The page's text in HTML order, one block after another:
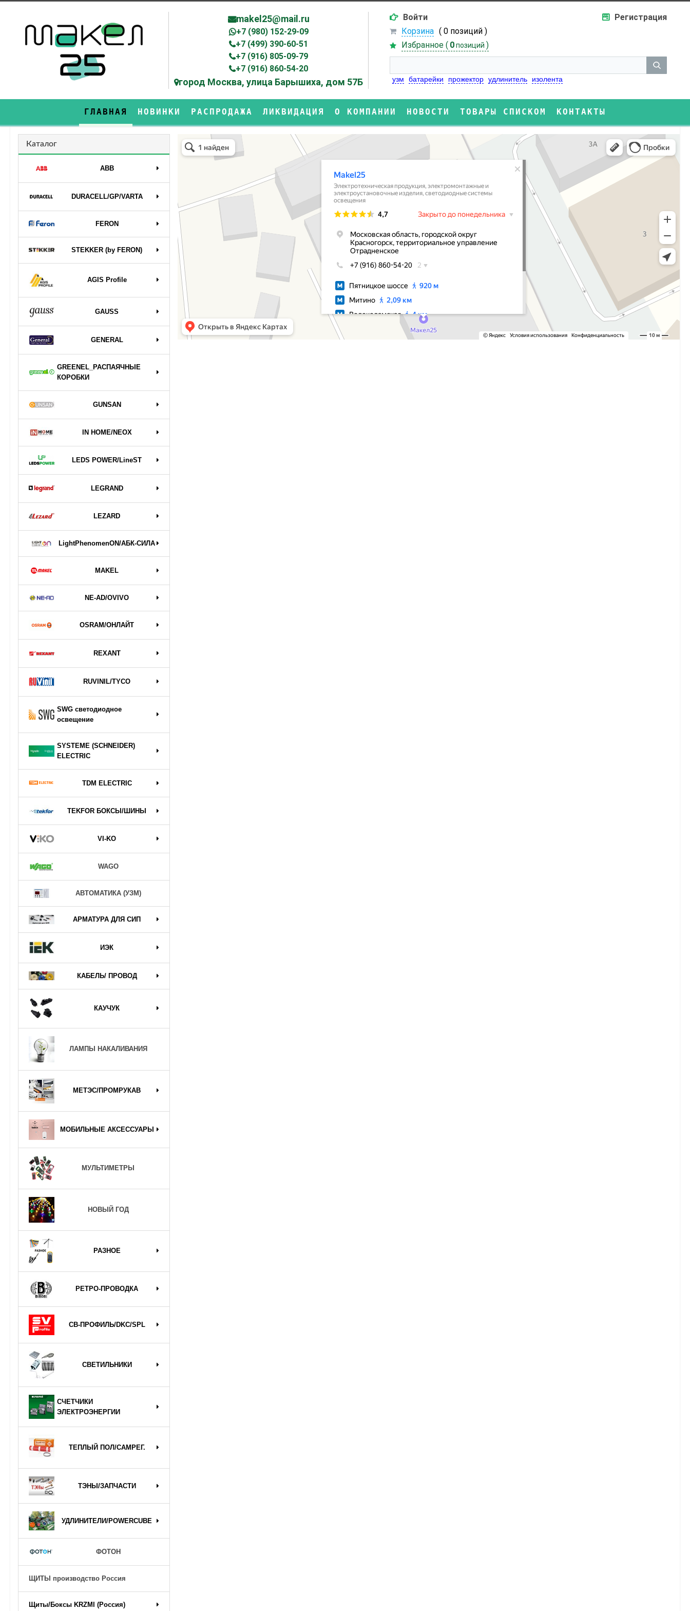
makel25@mail.ru
+7 (980) 152-29-09
+7 (499) 390-60-51
+7 (916) 805-09-79
+7 (916) 860-54-20
город Москва, улица Барышиха, дом 57Б
Войти
Регистрация
Корзина ( 0 позиций )
Избранное ( 0 позиций )
узм батарейки прожектор удлинитель изолента
ГЛАВНАЯ НОВИНКИ РАСПРОДАЖА ЛИКВИДАЦИЯ О КОМПАНИИ НОВОСТИ ТОВАРЫ СПИСКОМ КОНТАКТЫ
Каталог
ABB
DURAСELL/GP/VARTA
FERON
STEKKER (by FERON)
AGIS Profile
GAUSS
GENERAL
GREENEL_РАСПАЯЧНЫЕ
КОРОБКИ
GUNSAN
IN HOME/NEOX
LEDS POWER/LineST
LEGRAND
LEZARD
LightPhenomenON/АБК-СИЛА
MAKEL
NE-AD/OVIVO
OSRAM/ОНЛАЙТ
REXANT
RUVINIL/TYCO
SWG светодиодное
освещение
SYSTEME (SCHNEIDER)
ELECTRIC
TDM ELECTRIC
TEKFOR БОКСЫ/ШИНЫ
VI-KO
WAGO
АВТОМАТИКА (УЗМ)
АРМАТУРА ДЛЯ СИП
ИЭК
КАБЕЛЬ/ ПРОВОД
КАУЧУК
ЛАМПЫ НАКАЛИВАНИЯ
МЕТЭС/ПРОМРУКАВ
МОБИЛЬНЫЕ АКСЕССУАРЫ
МУЛЬТИМЕТРЫ
НОВЫЙ ГОД
РАЗНОЕ
РЕТРО-ПРОВОДКА
СВ-ПРОФИЛЬ/DKC/SPL
СВЕТИЛЬНИКИ
СЧЕТЧИКИ
ЭЛЕКТРОЭНЕРГИИ
ТЕПЛЫЙ ПОЛ/САМРЕГ.
ТЭНЫ/ЗАПЧАСТИ
УДЛИНИТЕЛИ/POWERCUBE
ФОТОН
ЩИТЫ производство Россия
Щиты/Боксы KRZMI (Россия)
Makel25